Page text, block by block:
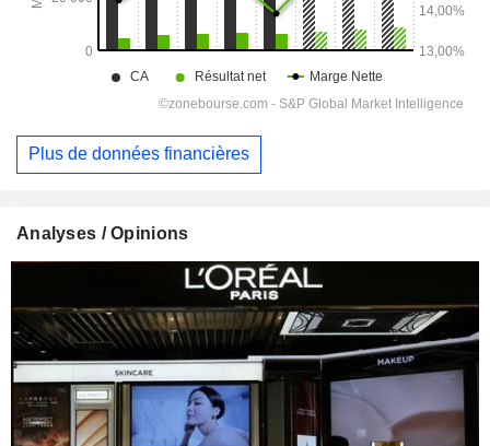
Plus de données financières
Analyses / Opinions